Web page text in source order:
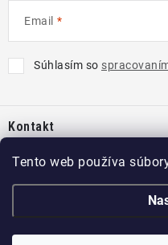
Tento web používa
Email
Súhlasím so
pKontakt
info@ kcshop.sk
+421 918 725 111
Kategórie
O nás